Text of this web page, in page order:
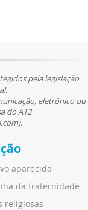
pela legislação
eletrônico ou
do A12
aparecida
da fraternidade
religiosas